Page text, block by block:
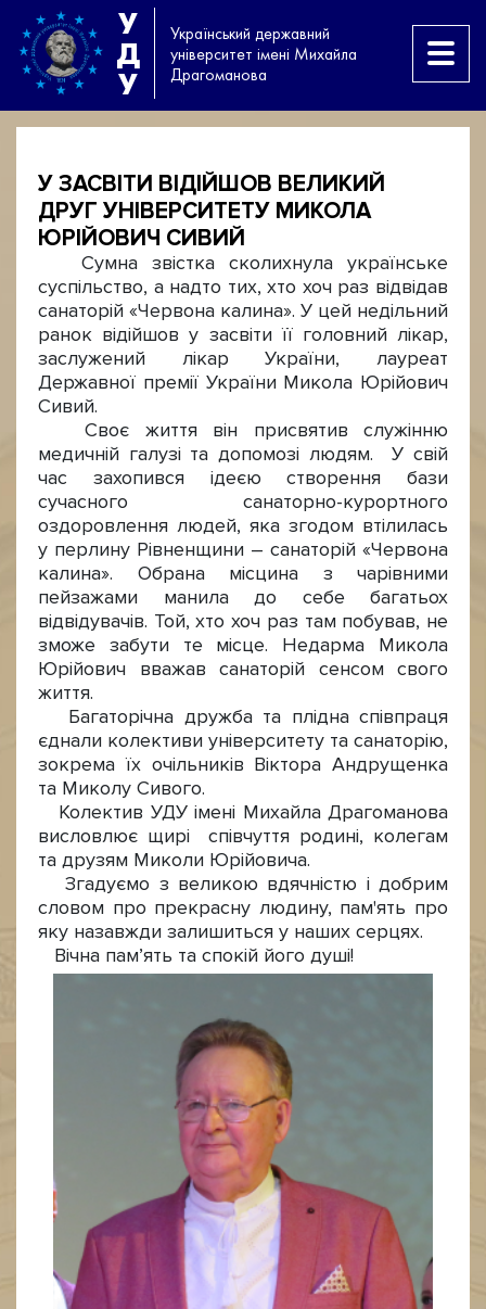
У
Д
У
Український державний
університет імені Михайла
Драгоманова
У ЗАСВІТИ ВІДІЙШОВ ВЕЛИКИЙ
ДРУГ УНІВЕРСИТЕТУ МИКОЛА
ЮРІЙОВИЧ СИВИЙ
Сумна звістка сколихнула українське
суспільство, а надто тих, хто хоч раз відвідав
санаторій «Червона калина». У цей недільний
ранок відійшов у засвіти її головний лікар,
заслужений лікар України, лауреат
Державної премії України Микола Юрійович
Сивий.
Своє життя він присвятив служінню
медичній галузі та допомозі людям. У свій
час захопився ідеєю створення бази
сучасного санаторно-курортного
оздоровлення людей, яка згодом втілилась
у перлину Рівненщини – санаторій «Червона
калина». Обрана місцина з чарівними
пейзажами манила до себе багатьох
відвідувачів. Той, хто хоч раз там побував, не
зможе забути те місце. Недарма Микола
Юрійович вважав санаторій сенсом свого
життя.
Багаторічна дружба та плідна співпраця
єднали колективи університету та санаторію,
зокрема їх очільників Віктора Андрущенка
та Миколу Сивого.
Колектив УДУ імені Михайла Драгоманова
висловлює щирі співчуття родині, колегам
та друзям Миколи Юрійовича.
Згадуємо з великою вдячністю і добрим
словом про прекрасну людину, пам'ять про
яку назавжди залишиться у наших серцях.
Вічна пам’ять та спокій його душі!